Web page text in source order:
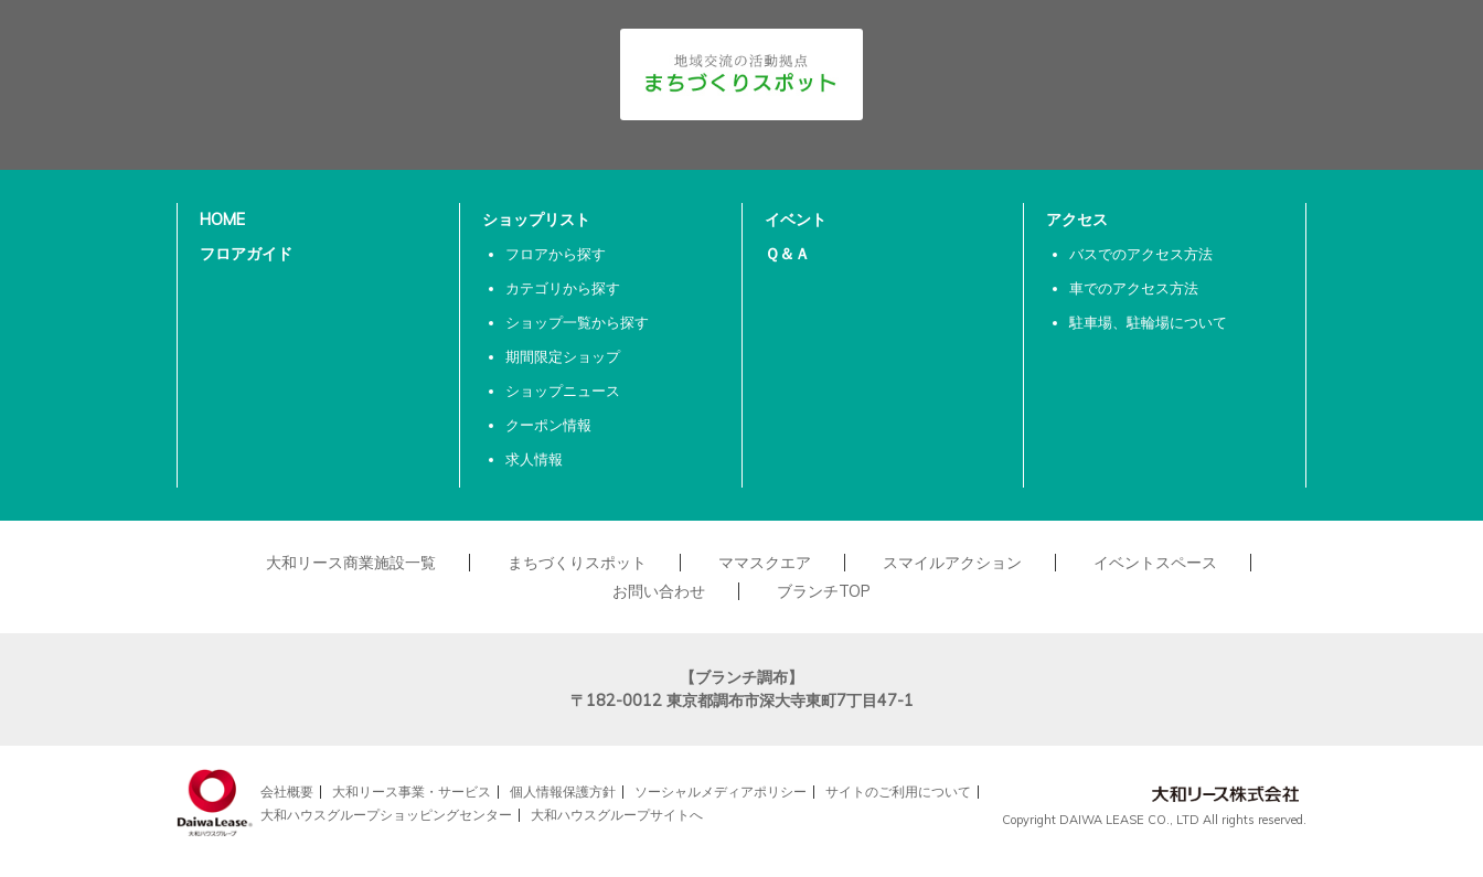
HOME
フロアガイド
ショップリスト
フロアから探す
カテゴリから探す
ショップ一覧から探す
期間限定ショップ
ショップニュース
クーポン情報
求人情報
イベント
Ｑ＆Ａ
アクセス
バスでのアクセス方法
車でのアクセス方法
駐車場、駐輪場について
大和リース商業施設一覧 まちづくりスポット ママスクエア スマイルアクション
イベントスペース
お問い合わせ
ブランチTOP
【ブランチ調布】
〒182-0012 東京都調布市深大寺東町7丁目47-1
会社概要 大和リース事業・サービス 個人情報保護方針 ソーシャルメディアポリシー
サイトのご利用について
大和ハウスグループショッピングセンター
大和ハウスグループサイトへ Copyright DAIWA LEASE CO., LTD All rights reserved.